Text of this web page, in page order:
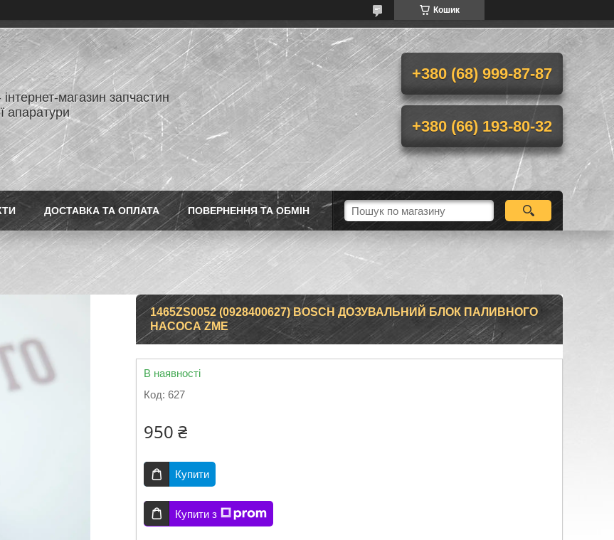
Кошик
магазин запчастин
апаратури
+380 (68) 999-87-87
+380 (66) 193-80-32
ДОСТАВКА ТА ОПЛАТА ПОВЕРНЕННЯ ТА ОБМІН
1465ZS0052 (0928400627) BOSCH ДОЗУВАЛЬНИЙ БЛОК ПАЛИВНОГО
НАСОСА ZME
В наявності
Код: 627
950 ₴
Купити
Купити з